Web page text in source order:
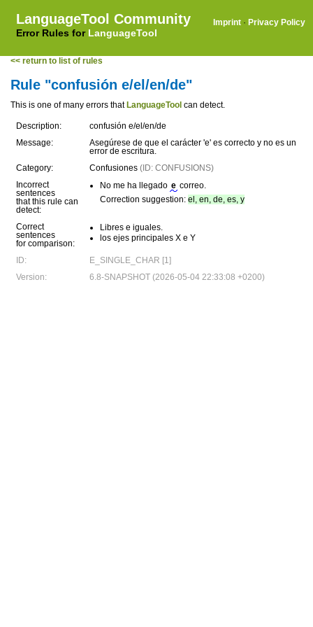
LanguageTool Community
Error Rules for LanguageTool
Imprint · Privacy Policy
<< return to list of rules
Rule "confusión e/el/en/de"
This is one of many errors that LanguageTool can detect.
Description:
confusión e/el/en/de
Message:
Asegúrese de que el carácter 'e' es correcto y no es un
error de escritura.
Category:
Confusiones (ID: CONFUSIONS)
Incorrect
sentences
that this rule can
detect:
No me ha llegado e correo.
Correction suggestion: el, en, de, es, y
Correct
sentences
for comparison:
Libres e iguales.
los ejes principales X e Y
ID:
E_SINGLE_CHAR [1]
Version:
6.8-SNAPSHOT (2026-05-04 22:33:08 +0200)